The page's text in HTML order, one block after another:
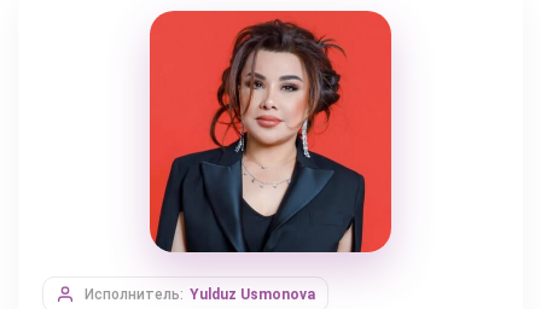
Исполнитель: Yulduz Usmonova